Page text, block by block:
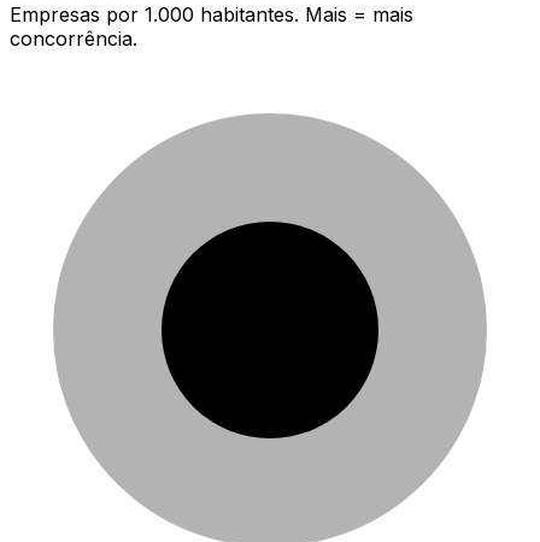
Empresas por 1.000 habitantes. Mais = mais
concorrência.